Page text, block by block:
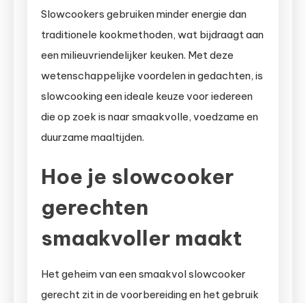
Slowcookers gebruiken minder energie dan
traditionele kookmethoden, wat bijdraagt aan
een milieuvriendelijker keuken. Met deze
wetenschappelijke voordelen in gedachten, is
slowcooking een ideale keuze voor iedereen
die op zoek is naar smaakvolle, voedzame en
duurzame maaltijden.
Hoe je slowcooker
gerechten
smaakvoller maakt
Het geheim van een smaakvol slowcooker
gerecht zit in de voorbereiding en het gebruik